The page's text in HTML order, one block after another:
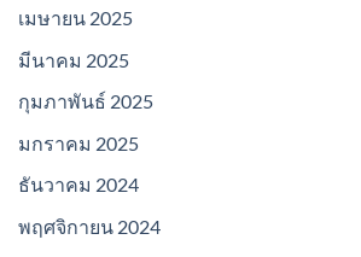
เมษายน 2025
มีนาคม 2025
กุมภาพันธ์ 2025
มกราคม 2025
ธันวาคม 2024
พฤศจิกายน 2024